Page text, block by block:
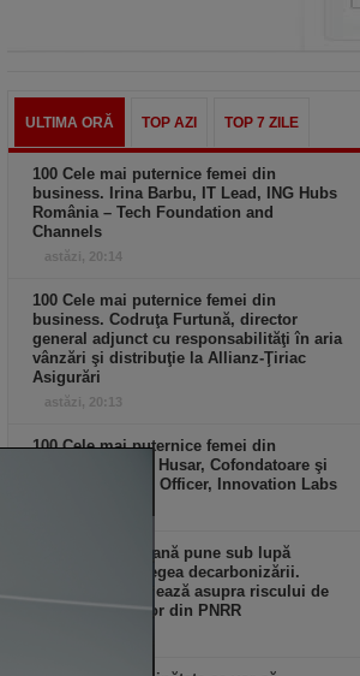
ULTIMA ORĂ TOP AZI TOP 7 ZILE
100 Cele mai puternice femei din
business. Irina Barbu, IT Lead, ING Hubs
România – Tech Foundation and
Channels
astăzi, 20:14
100 Cele mai puternice femei din
business. Codruţa Furtună, director
general adjunct cu responsabilităţi în aria
vânzări şi distribuţie la Allianz-Ţiriac
Asigurări
astăzi, 20:13
100 Cele mai puternice femei din
business. Flavia Husar, Cofondatoare şi
Chief Innovation Officer, Innovation Labs
Comisia Europeană pune sub lupă
modificările la legea decarbonizării.
Bruxelles avertizează asupra riscului de
pierdere a banilor din PNRR